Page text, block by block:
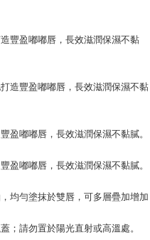
盈嘟嘟唇，長效滋潤保濕不黏膩。
盈嘟嘟唇，長效滋潤保濕不黏膩。
；請勿置於陽光直射或高溫處。